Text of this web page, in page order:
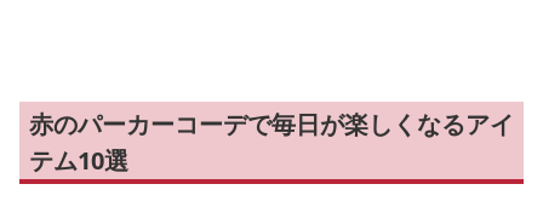
赤のパーカーコーデで毎日が楽しくなるアイ
テム10選